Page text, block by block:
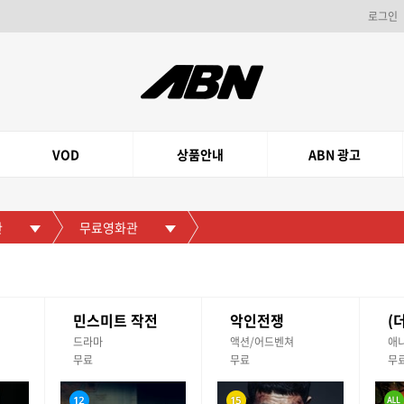
로그인
VOD 상품안내 ABN 광고
무료영화관
민스미트 작전
드라마
무료
악인전쟁
액션/어드벤쳐
무료
애
무